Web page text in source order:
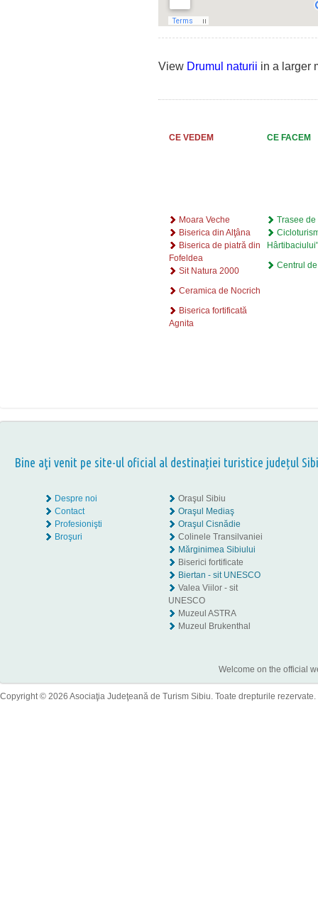
View Drumul naturii in a larger
CE VEDEM CE FACEM
Moara Veche
Biserica din Alţâna
Biserica de piatră din
Fofeldea
Sit Natura 2000
Ceramica de Nocrich
Biserica fortificată
Agnita
Trasee
Hârtibaciului"
Centrul
Bine aţi venit pe site-ul oficial al destinației turistice județul
Despre noi
Contact
Profesionişti
Broşuri
Oraşul Sibiu
Oraşul Mediaş
Oraşul Cisnădie
Colinele Transilvaniei
Mărginimea Sibiului
Biserici fortificate
Biertan - sit UNESCO
Valea Viilor - sit
UNESCO
Muzeul ASTRA
Muzeul Brukenthal
Welcome on the official
Copyright © 2026 Asociaţia Judeţeană de Turism Sibiu. Toate drepturile rezervate.